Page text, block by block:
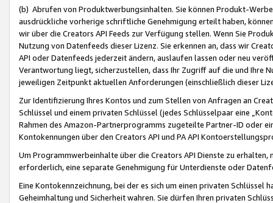
(b) Abrufen von Produktwerbungsinhalten. Sie können Produkt-
ausdrückliche vorherige schriftliche Genehmigung erteilt haben,
wir über die Creators API Feeds zur Verfügung stellen. Wenn Sie
Nutzung von Datenfeeds dieser Lizenz. Sie erkennen an, dass wir
API oder Datenfeeds jederzeit ändern, auslaufen lassen oder neu
Verantwortung liegt, sicherzustellen, dass Ihr Zugriff auf die und Ihre
jeweiligen Zeitpunkt aktuellen Anforderungen (einschließlich dieser
Zur Identifizierung Ihres Kontos und zum Stellen von Anfragen an
Schlüssel und einem privaten Schlüssel (jedes Schlüsselpaar eine
Rahmen des Amazon-Partnerprogramms zugeteilte Partner-ID oder
Kontokennungen über den Creators API und PA API
Um Programmwerbeinhalte über die Creators API Dienste zu
erforderlich, eine separate Genehmigung für Unterdienste oder
Eine Kontokennzeichnung, bei der es sich um einen privaten
Geheimhaltung und Sicherheit wahren. Sie dürfen Ihren privaten